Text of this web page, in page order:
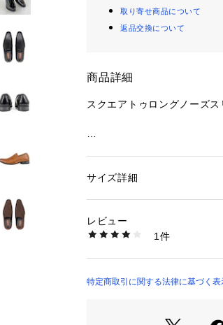
取り寄せ商品について
返品交換について
商品詳細
スクエアトゥロングノーズ
い頂けます。
し、
性別：メンズ
商品番号：
25-940 （ショップ）
サイズ詳細
レビュー
1件
特定商取引に関する法律に基づく表